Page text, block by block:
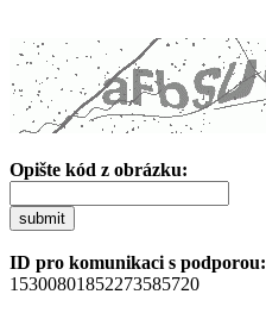
Opište kód z obrázku:
submit
ID pro komunikaci s podporou:
15300801852273585720